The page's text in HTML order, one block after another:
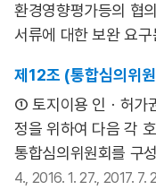
환경영향평가등의 협의
서류에 대한 보완 요
제12조 (통합심의위
① 토지이용 인ㆍ허가
정을 위하여 다음 각
통합심의위원회를 구
4., 2016. 1. 27., 2017.